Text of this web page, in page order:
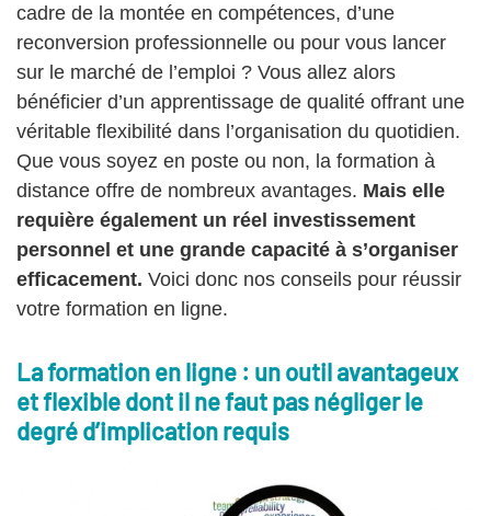
cadre de la montée en compétences, d’une
reconversion professionnelle ou pour vous lancer
sur le marché de l’emploi ? Vous allez alors
bénéficier d’un apprentissage de qualité offrant une
véritable flexibilité dans l’organisation du quotidien.
Que vous soyez en poste ou non, la formation à
distance offre de nombreux avantages. Mais elle
requière également un réel investissement
personnel et une grande capacité à s’organiser
efficacement. Voici donc nos conseils pour réussir
votre formation en ligne.
La formation en ligne : un outil avantageux
et flexible dont il ne faut pas négliger le
degré d’implication requis